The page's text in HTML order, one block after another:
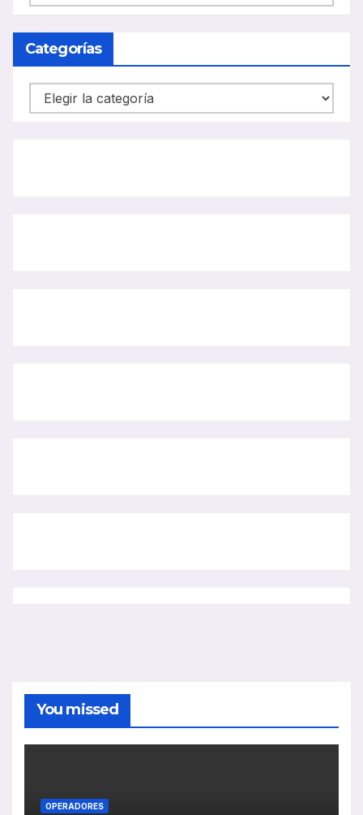
CARRIL
BUS
Categorías
Categorías
You missed
OPERADORES